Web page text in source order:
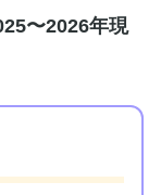
〜2026年現